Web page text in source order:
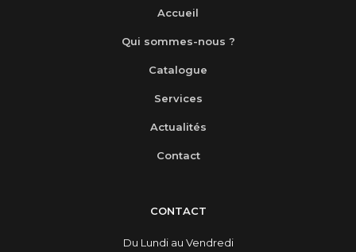
Accueil
Qui sommes-nous ?
Catalogue
Services
Actualités
Contact
CONTACT
Du Lundi au Vendredi